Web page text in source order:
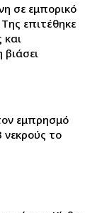
σε εμπορικό
επιτέθηκε
και
εμπρησμό
το